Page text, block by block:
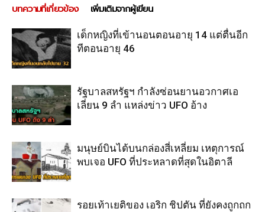
บทความที่เกี่ยวข้อง เพิ่มเติมจากผู้เขียน
เด็กหญิงที่เข้านอนตอนอายุ 14 แต่ตื่นอีก
ทีตอนอายุ 46
รัฐบาลสหรัฐฯ กำลังซ่อนยานอวกาศเอ
เลี่ยน 9 ลำ แหล่งข่าว UFO อ้าง
มนุษย์บินได้บนกล่องสี่เหลี่ยม เหตุการณ์
พบเจอ UFO ที่ประหลาดที่สุดในอิตาลี
รอยเท้าเยติของ เอริก ชิปตัน ที่ยังคงถูกถก